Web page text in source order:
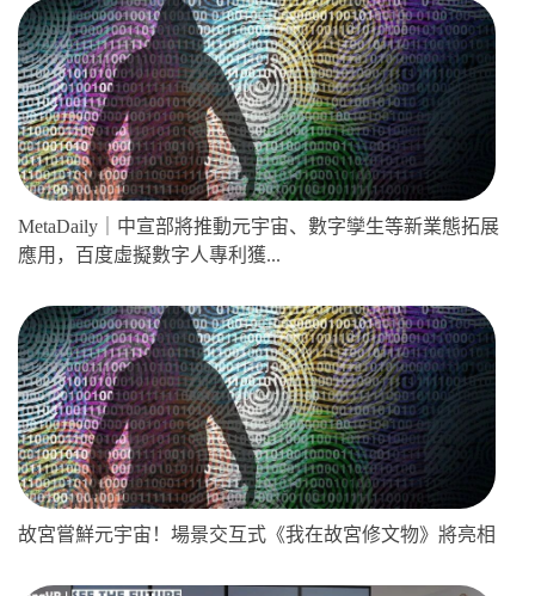
MetaDaily｜中宣部將推動元宇宙、數字孿生等新業態拓展
應用，百度虛擬數字人專利獲...
故宮嘗鮮元宇宙！場景交互式《我在故宮修文物》將亮相